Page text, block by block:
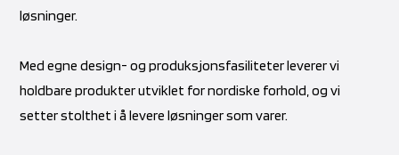
løsninger.
Med egne design- og produksjonsfasiliteter leverer vi
holdbare produkter utviklet for nordiske forhold, og vi
setter stolthet i å levere løsninger som varer.